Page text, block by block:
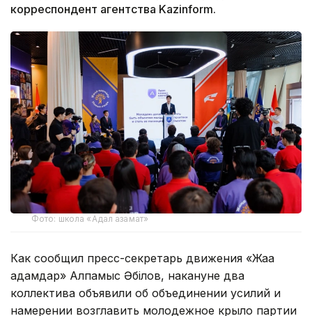
корреспондент агентства Kazinform.
Фото: школа «Адал азамат»
Как сообщил пресс-секретарь движения «Жаңа
адамдар» Алпамыс Әбілов, накануне два
коллектива объявили об объединении усилий и
намерении возглавить молодежное крыло партии